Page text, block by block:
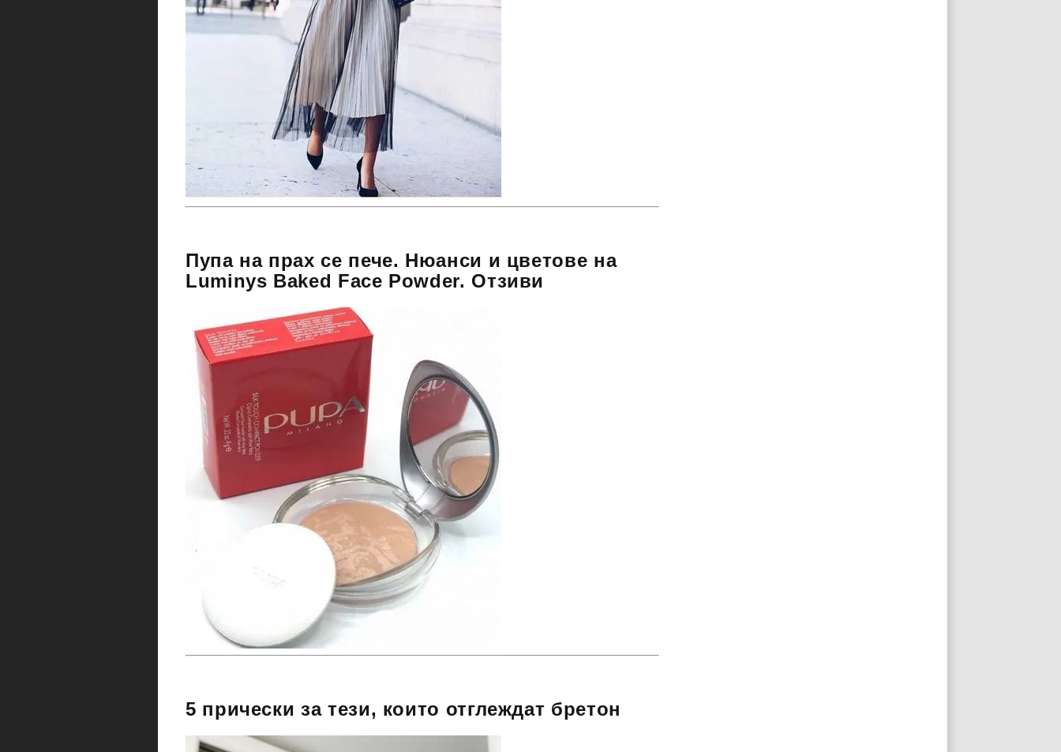
Пупа на прах се пече. Нюанси и цветове на
Luminys Baked Face Powder. Отзиви
5 прически за тези, които отглеждат бретон